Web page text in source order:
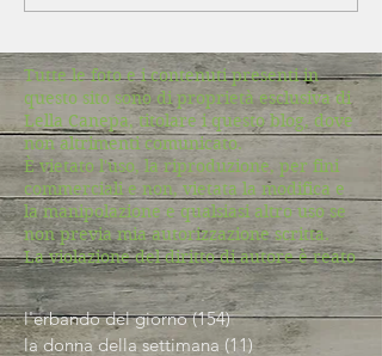
Tutte le foto e i contenuti presenti in
questo sito sono di proprietà esclusiva di
Lella Canepa, titolare i questo blog, dove
non altrimenti comunicato.
È vietato l'uso, la riproduzione, per fini
commerciali e non, vietata la modifica e
la manipolazione e qualsiasi altro uso se
non previa mia autorizzazione scritta.
La violazione del diritto di autore è reato
l'erbando del giorno (154)154 post
la donna della settimana (11) 11 post